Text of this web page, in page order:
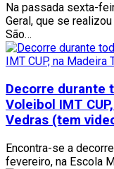
Na passada sexta-
Geral, que se
São…
Decorre durante
Voleibol IMT
Vedras (tem
Encontra-se a
fevereiro, na Escola